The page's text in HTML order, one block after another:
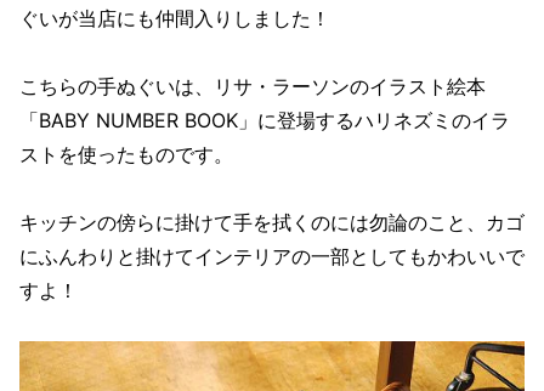
ぐいが当店にも仲間入りしました！
こちらの手ぬぐいは、リサ・ラーソンのイラスト絵本
「BABY NUMBER BOOK」に登場するハリネズミのイラ
ストを使ったものです。
キッチンの傍らに掛けて手を拭くのには勿論のこと、カゴ
にふんわりと掛けてインテリアの一部としてもかわいいで
すよ！